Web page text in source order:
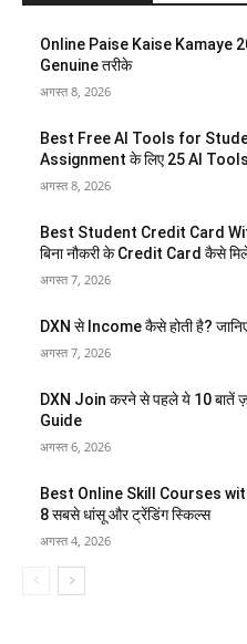
Online Paise Kaise Kamaye
Genuine तरीके
अगस्त 8, 2026
Best Free AI Tools for
Assignment के लिए 25 AI Tools
अगस्त 8, 2026
Best Student Credit Card
बिना नौकरी के Credit Card कैसे
अगस्त 7, 2026
DXN से Income कैसे होती है?
अगस्त 7, 2026
DXN Join करने से पहले ये 10
Guide
अगस्त 6, 2026
Best Online Skill Courses
8 सबसे धांसू और ट्रेंडिंग स्किल्स
अगस्त 4, 2026